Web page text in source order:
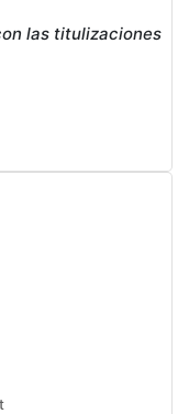
las titulizaciones